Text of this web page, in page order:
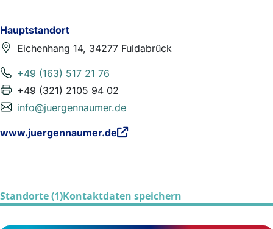
Hauptstandort
Eichenhang 14, 34277 Fuldabrück
+49 (163) 517 21 76
+49 (321) 2105 94 02
info@juergennaumer.de
www.juergennaumer.de
Standorte (1)Kontaktdaten speichern